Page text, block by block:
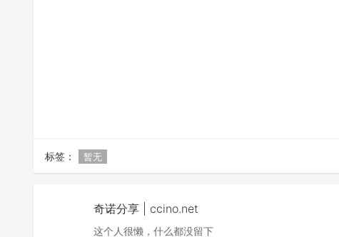
标签： 暂无
奇诺分享 | ccino.net
这个人很懒，什么都没留下